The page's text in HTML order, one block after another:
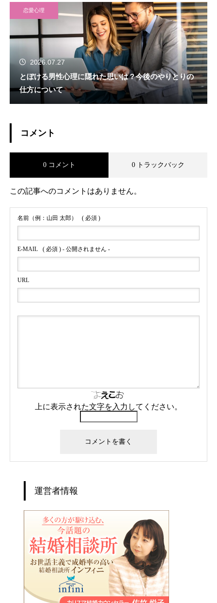
恋愛心理
2026.07.27
とぼける男性心理に隠れた思いは？今後のやりとりの
仕方について
コメント
0 コメント 0 トラックバック
この記事へのコメントはありません。
名前（例：山田 太郎） ( 必須 )
E-MAIL ( 必須 ) - 公開されません -
URL
上に表示された文字を入力してください。
運営者情報